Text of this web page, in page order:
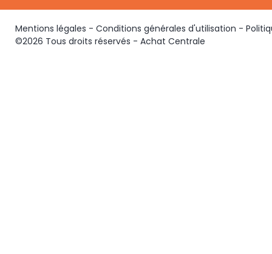
Mentions légales - Conditions générales d'utilisation -
©2026 Tous droits réservés - Achat Centrale